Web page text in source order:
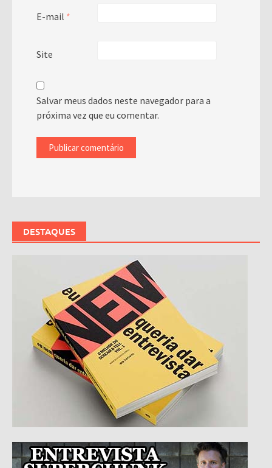
E-mail *
Site
Salvar meus dados neste navegador para a
próxima vez que eu comentar.
DESTAQUES